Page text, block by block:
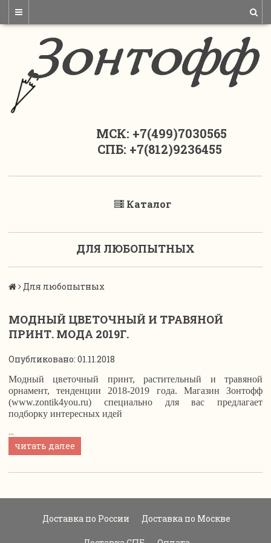
МСК: +7(499)7030565
СПБ: +7(812)9236455
Каталог
ДЛЯ ЛЮБОПЫТНЫХ
Для любопытных
МОДНЫЙ ЦВЕТОЧНЫЙ И ТРАВЯНОЙ
ПРИНТ. МОДА 2019Г.
Опубликовано: 01.11.2018
Модный цветочный принт, растительный и травяной
орнамент, тенденции 2018-2019 года. Магазин Зонтофф
(www.zontik4you.ru) специально для вас предлагает
подборку интересных идей
...
читать далее
Доставка по России Доставка по Москве